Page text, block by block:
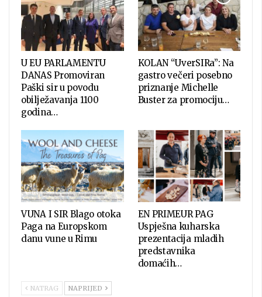
U EU PARLAMENTU
DANAS Promoviran
Paški sir u povodu
obilježavanja 1100
godina…
KOLAN “UverSIRa”: Na
gastro večeri posebno
priznanje Michelle
Buster za promociju…
VUNA I SIR Blago otoka
Paga na Europskom
danu vune u Rimu
EN PRIMEUR PAG
Uspješna kuharska
prezentacija mladih
predstavnika
domaćih…
NATRAG NAPRIJED